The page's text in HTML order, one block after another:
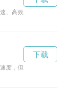
、高效的网络加速服
度，但是其中隐藏的
下载